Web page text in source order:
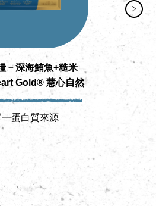
－深海鮪魚+糙米
Gold® 慧心自然
一蛋白質來源